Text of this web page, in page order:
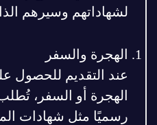
لشهاداتهم وسيرهم
الهجرة والسفر
عند التقديم للحصول
الهجرة أو السفر،
رسميًا مثل شهادات